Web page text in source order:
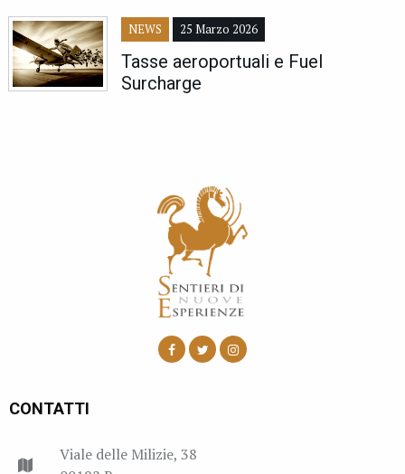
NEWS 25 Marzo 2026
Tasse aeroportuali e Fuel
Surcharge
CONTATTI
Viale delle Milizie, 38